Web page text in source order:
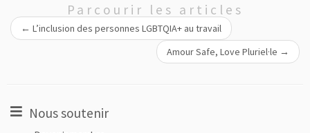
Parcourir les articles
← L’inclusion des personnes LGBTQIA+ au travail
Amour Safe, Love Pluriel·le →
Nous soutenir